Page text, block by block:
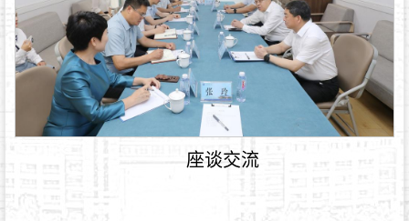
座谈交流